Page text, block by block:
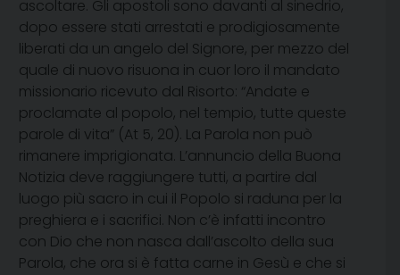
ascoltare. Gli apostoli sono davanti al sinedrio,
dopo essere stati arrestati e prodigiosamente
liberati da un angelo del Signore, per mezzo del
quale di nuovo risuona in cuor loro il mandato
missionario ricevuto dal Risorto: “Andate e
proclamate al popolo, nel tempio, tutte queste
parole di vita” (At 5, 20). La Parola non può
rimanere imprigionata. L’annuncio della Buona
Notizia deve raggiungere tutti, a partire dal
luogo più sacro in cui il Popolo si raduna per la
preghiera e i sacrifici. Non c’è infatti incontro
con Dio che non nasca dall’ascolto della sua
Parola, che ora si è fatta carne in Gesù e che si